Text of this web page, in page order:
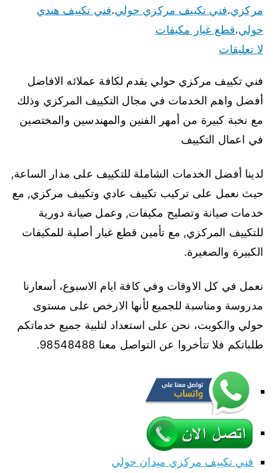
مركزي،فني تكييف مركزي حولي،فني تكييف هندي
حولي،قطع غيار مكيفات
لا تعليقات
فني تكييف مركزي حولي يقدم لكافة عملائه الافاضل
أفضل واهم الخدمات في مجال التكييف المركزي وذلك
مع نخبة كبيرة من أمهر الفنين والمهندسين والمختصين
في اعمال التكييف
لدينا أفضل الخدمات الشاملة للتكييف على مدار الساعة,
حيث نعمل على تركيب تكييف عادي وتكييف مركزي, مع
خدمات صيانة وتصليح مكيفات, وعمل صيانة دورية
للتكييف المركزي, مع تأمين قطع غيار أصلية للمكيفات
الكبيرة والصغيرة.
نعمل في كل الاوقات وفي كافة ايام الاسبوع، أسعارنا
مدروسة ومناسبة للجميع لأنها الارخص على مستوى
حولي والكويت، نحن على استعداد لتلبية جميع خدماتكم
طلباتكم فلا تتأخروا عن التواصل معنا 98548488.
فني تكييف مركزي ميدان حولي